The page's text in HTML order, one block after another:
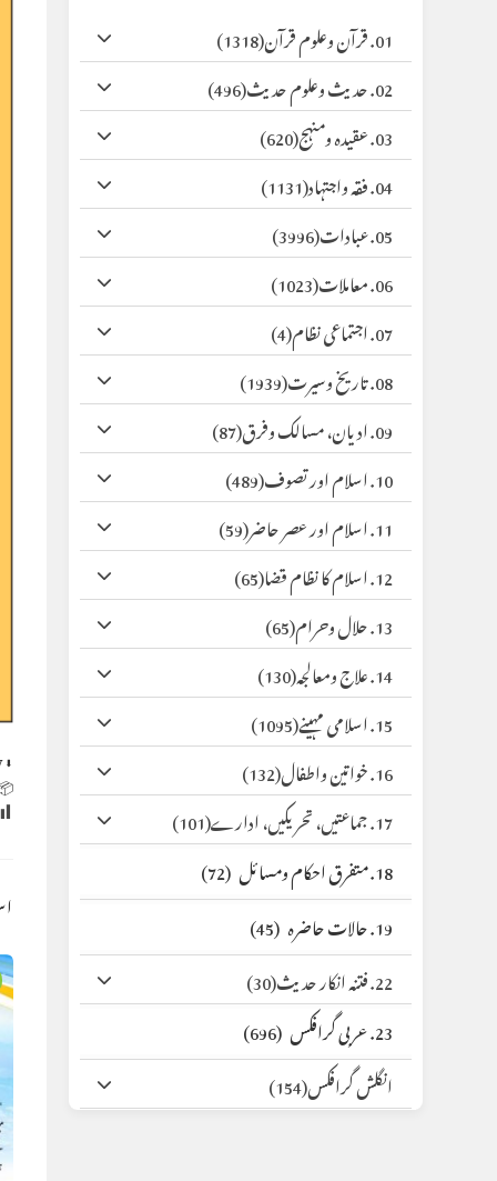
⬇ Original
01. قرآن وعلوم قرآن
(1318)
02. حدیث وعلوم حدیث
(496)
03. عقیدہ ومنہج
(620)
04. فقہ واجتہاد
(1131)
05. عبادات
(3996)
06. معاملات
(1023)
07. اجتماعی نظام
(4)
08. تاریخ وسیرت
(1939)
09. ادیان، مسالک وفرق
(87)
10. اسلام اور تصوف
(489)
11. اسلام اور عصر حاضر
(59)
12. اسلام کا نظام قضا
(65)
13. حلال وحرام
(65)
14. علاج ومعالجہ
(130)
15. اسلامی مہینے
(1095)
16. خواتین واطفال
(132)
17. جماعتیں، تحریکیں، ادارے
(101)
18. متفرق احکام ومسائل
(72)
19. حالات حاضرہ
(45)
22. فتنہ انکار حدیث
(30)
23. عربی گرافکس
(696)
انگلش گرافکس(154)